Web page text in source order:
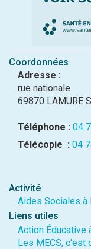
Coordonnées
Adresse :
rue nationale
69870 LAMURE
Téléphone : 04
Télécopie : 04
Activité
Aides Sociales à
Liens utiles
Action Éducative
Les MECS, c'est